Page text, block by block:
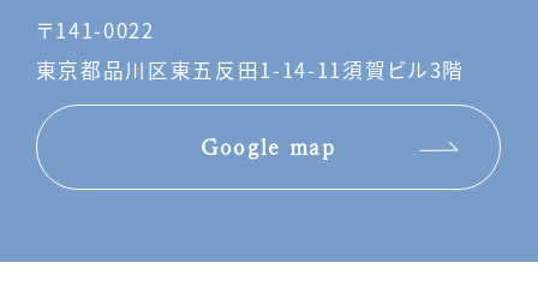
〒141-0022
東京都品川区東五反田1-14-11須賀ビル3階
Google map